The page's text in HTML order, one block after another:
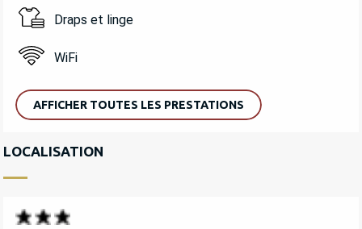
Draps et linge
WiFi
AFFICHER TOUTES LES PRESTATIONS
LOCALISATION